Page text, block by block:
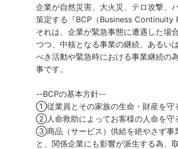
企業が自然災害、大火災、テロ攻撃、
策定する『BCP（Business Continuity
それは、企業が緊急事態に遭遇した場
つつ、中核となる事業の継続、あるい
べき活動や緊急時における事業継続の
事です。
--BCPの基本方針--
①従業員とその家族の生命・財産を守
②人命救助によってお客様の人命を守
③商品（サービス）供給を絶やさず事
と、関係企業にも影響が派生する為、